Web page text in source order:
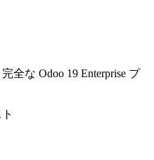
全な Odoo 19 Enterprise プ